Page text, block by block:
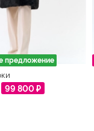
предложение
99 800 ₽